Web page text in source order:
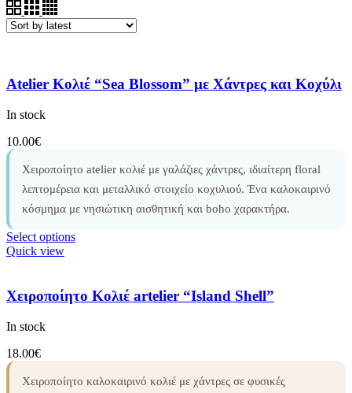
Atelier Κολιέ “Sea Blossom” με Χάντρες και Κοχύλι
In stock
10.00€
Χειροποίητο atelier κολιέ με γαλάζιες χάντρες, ιδιαίτερη floral
λεπτομέρεια και μεταλλικό στοιχείο κοχυλιού. Ένα καλοκαιρινό
κόσμημα με νησιώτικη αισθητική και boho χαρακτήρα.
Select options
Quick view
Χειροποίητο Κολιέ artelier “Island Shell”
In stock
18.00€
Χειροποίητο καλοκαιρινό κολιέ με χάντρες σε φυσικές